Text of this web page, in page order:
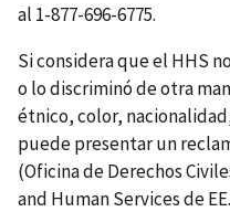
al 1-877-696-6775.
Si considera que el HHS
o lo discriminó de otra
étnico, color,
puede presentar un
(Oficina de Derechos
and Human Services de